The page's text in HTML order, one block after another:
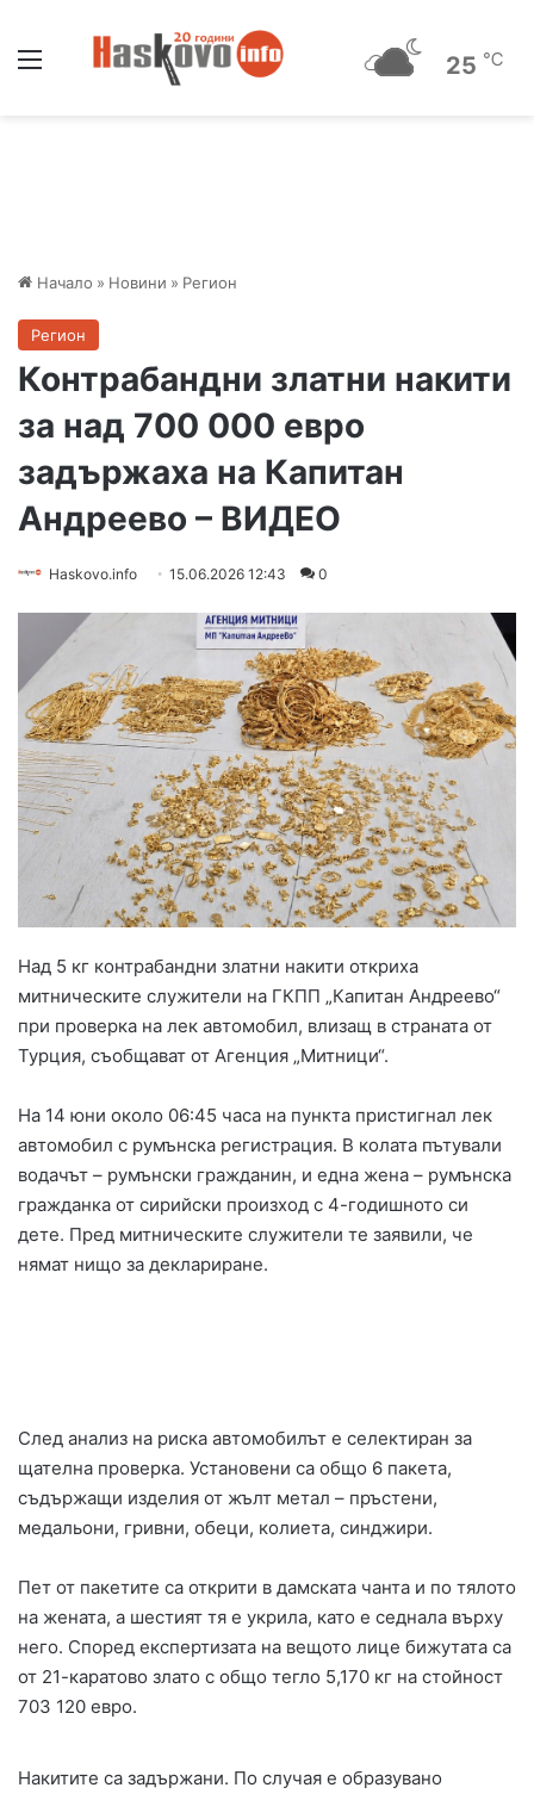
25 ℃
Начало » Новини » Регион
Регион
Контрабандни златни накити
за над 700 000 евро
задържаха на Капитан
Андреево – ВИДЕО
Haskovo.info 15.06.2026 12:43 0
Над 5 кг контрабандни златни накити откриха
митническите служители на ГКПП „Капитан Андреево“
при проверка на лек автомобил, влизащ в страната от
Турция, съобщават от Агенция „Митници“.
На 14 юни около 06:45 часа на пункта пристигнал лек
автомобил с румънска регистрация. В колата пътували
водачът – румънски гражданин, и една жена – румънска
гражданка от сирийски произход с 4-годишното си
дете. Пред митническите служители те заявили, че
нямат нищо за деклариране.
След анализ на риска автомобилът е селектиран за
щателна проверка. Установени са общо 6 пакета,
съдържащи изделия от жълт метал – пръстени,
медальони, гривни, обеци, колиета, синджири.
Пет от пакетите са открити в дамската чанта и по тялото
на жената, а шестият тя е укрила, като е седнала върху
него. Според експертизата на вещото лице бижутата са
от 21-каратово злато с общо тегло 5,170 кг на стойност
703 120 евро.
Накитите са задържани. По случая е образувано